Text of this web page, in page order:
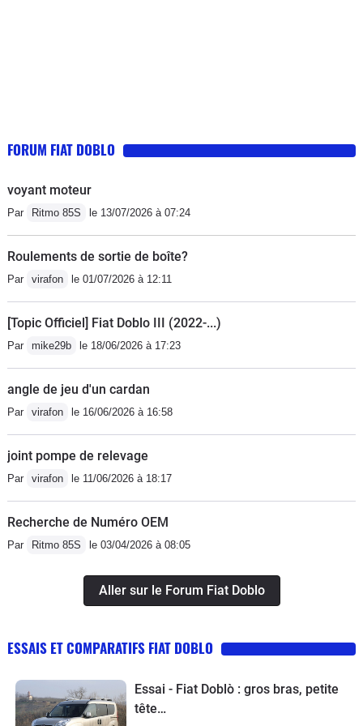
turbo débitmètre aussi, aucune conso
fumée à l’échappement mis à part lors
accélérations, le moteur fonctionne
soubassements, ailes, ... - finition
rustique mais rien ne se désassemble,
dur des portière et de la planche de
bord sont résistant, pas de rayures,
aucun décalage. Autres défauts, plutôt
mineur et qui empêchent pas de rouler
: - Impact gravillon sur le capot, 1 point
de rouille sur le capot au niveau d’un
impact - armature de l’essui-glace
arrière partiellement rouillé et qui
bon goût d’encore fonctionner au
moins ^^- peinture devenue un peu
(notifié au contrôle technique sans
régulièrement du coup pour leur
redonner un peu de transparence) -
FORUM FIAT DOBLO
voyant moteur
Par Ritmo 85S le 13/07/2026 à 07:24
Roulements de sortie de boîte?
Par virafon le 01/07/2026 à 12:11
[Topic Officiel] Fiat Doblo III (2022-...)
Par mike29b le 18/06/2026 à 17:23
angle de jeu d'un cardan
Par virafon le 16/06/2026 à 16:58
joint pompe de relevage
Par virafon le 11/06/2026 à 18:17
Recherche de Numéro OEM
Par Ritmo 85S le 03/04/2026 à 08:05
Aller sur le Forum Fiat Doblo
ESSAIS ET COMPARATIFS FIAT DOBLO
Essai - Fiat Doblò : gros bras, petite
tête…